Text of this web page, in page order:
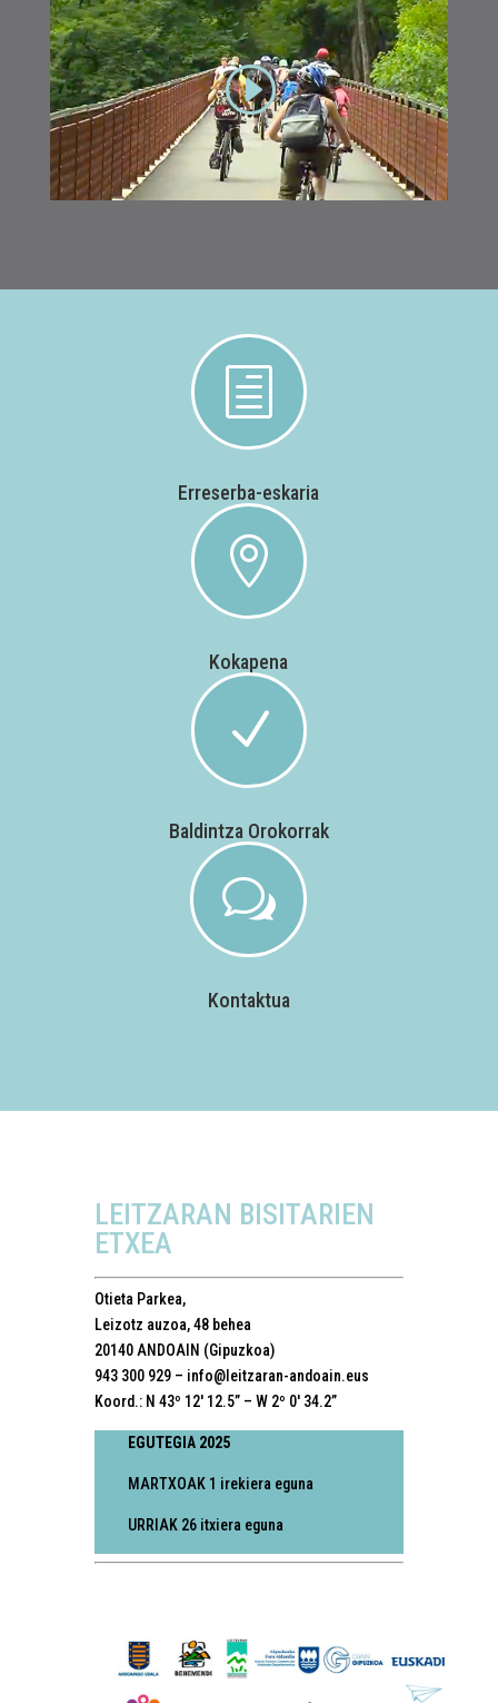
h
Erreserba-eskaria

Kokapena
N
Baldintza Orokorrak
w
Kontaktua
LEITZARAN BISITARIEN
ETXEA
Otieta Parkea,
Leizotz auzoa, 48 behea
20140 ANDOAIN (Gipuzkoa)
943 300 929 – info@leitzaran-andoain.eus
Koord.: N 43º 12′ 12.5” – W 2º 0′ 34.2”
EGUTEGIA 2025
MARTXOAK 1 irekiera eguna
URRIAK 26 itxiera eguna